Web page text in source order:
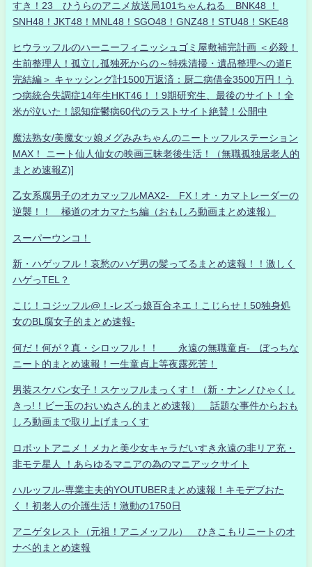
すき！23 ひうらのアニメ放送局101ちゃんねる BNK48 ！
SNH48！JKT48！MNL48！SGO48！GNZ48！STU48！SKE48
ヒウラッフルのハーニーフィニッシュゴミ屋敷補完計画 ＜必殺！
生前整理人！孤立し孤独死からの～特殊清掃・遺品整理への道F
完結編＞ キャッシング計1500万返済：厨二病借金3500万円！う
つ病統合失調症14年生HKT46！！9期研究生、最後のサイト！全
米が泣いた！認知症鬱病60代のラストサイト絶賛！公開中
魔法熟女/美魔女ッ娘メグみみちゃんのニートッフルステーション
MAX！ ニート仙人仙女の映画三昧老後生活！（無職孤独居老人的
まとめ速報Z)]
乙女系腐男子のオカマッフルMAX2- FX！オ・カマトレーダーの
逆襲！！ 極道のオカマたち編（おもしろ動画まとめ速報）
スーパーウンコ！
新・ハゲッフル！哀愁のハゲ男の髪ってるまとめ速報！！激しく
ハゲっTEL？
こじ！コジッフル@！-レズっ娘百合ネエ！こじらせ！50独身処
女のBL腐女子的まとめ速報-
何だ！何が？真・シロッフル！！ 永遠の無職童貞- ぼっちな
ニート的まとめ速報！一生童貞上等夜露死苦！
男装スケバン女子！スケッフルまっくす！（新・ナンノひゃくし
きっ!！ビー玉のおいぬさん的まとめ速報） 話題な事件からおも
しろ動画まで取り上げまっくす
ロボットアニメ！メカと美少女キャラだいすき永遠の非リア充・
非モテ星人 ！あらゆるマニアの為のマニアックサイト
ハルッフル-専業主夫的YOUTUBERまとめ速報！キモデブおた
く！初老人の介護生活！激動の1750日
アニゲタレスト（元祖！アニメッフル） ひきこもりニートのオ
ナベ的まとめ速報